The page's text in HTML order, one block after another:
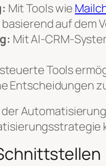
Mit Tools wie
auf dem
Mit AI-CRM-
Tools
Entscheidungen
der